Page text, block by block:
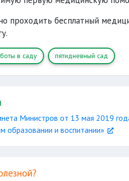
проходить бесплатный
в саду пятидневный сад
Министров от 13 мая 2019
образовании и воспитании»